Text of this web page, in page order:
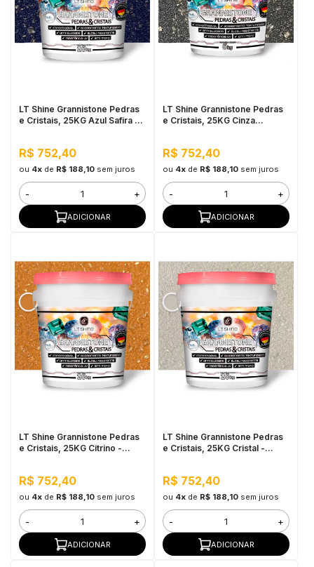
LT Shine Grannistone Pedras
e Cristais, 25KG Azul Safira -
R$ 752,40
ou 4xde R$ 188,10 sem juros
- +
ADICIONAR
LT Shine Grannistone Pedras
e Cristais, 25KG Cinza
R$ 752,40
ou 4xde R$ 188,10 sem juros
- +
ADICIONAR
LT Shine Grannistone Pedras
e Cristais, 25KG Citrino -
R$ 752,40
ou 4xde R$ 188,10 sem juros
- +
ADICIONAR
LT Shine Grannistone Pedras
e Cristais, 25KG Cristal -
R$ 752,40
ou 4xde R$ 188,10 sem juros
- +
ADICIONAR